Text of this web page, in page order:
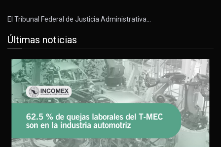
El Tribunal Federal de Justicia Administrativa…
Últimas noticias